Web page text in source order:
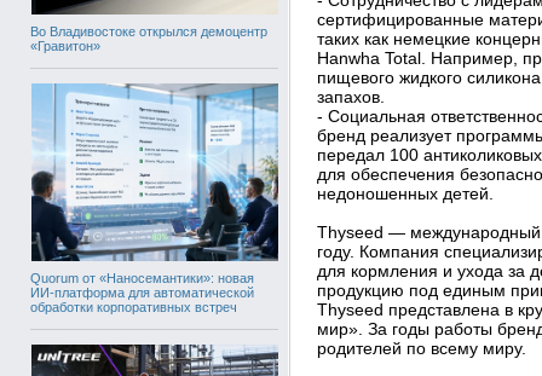
Во Владивостоке открылся демоцентр
«Гравитон»
Quorum от «Наносемантики»: новая
ИИ-платформа для автоматической
обработки корпоративных встреч
сертифицированные
таких как немецкие
Hanwha Total. Например,
пищевого жидкого
запахов.
- Социальная
бренд реализует
передал 100
для обеспечения
недоношенных детей.
Thyseed — международный
году. Компания
для кормления и ухода за
продукцию под единым
Thyseed представлена в
мир». За годы работы
родителей по всему миру.